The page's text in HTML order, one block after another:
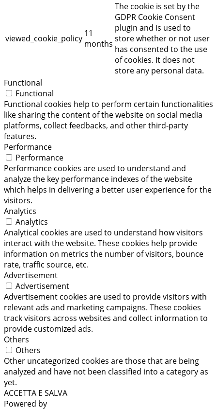
viewed_cookie_policy 11
months
The cookie is set by the
GDPR Cookie Consent
plugin and is used to
store whether or not user
has consented to the use
of cookies. It does not
store any personal data.
Functional
Functional
Functional cookies help to perform certain functionalities
like sharing the content of the website on social media
platforms, collect feedbacks, and other third-party
features.
Performance
Performance
Performance cookies are used to understand and
analyze the key performance indexes of the website
which helps in delivering a better user experience for the
visitors.
Analytics
Analytics
Analytical cookies are used to understand how visitors
interact with the website. These cookies help provide
information on metrics the number of visitors, bounce
rate, traffic source, etc.
Advertisement
Advertisement
Advertisement cookies are used to provide visitors with
relevant ads and marketing campaigns. These cookies
track visitors across websites and collect information to
provide customized ads.
Others
Others
Other uncategorized cookies are those that are being
analyzed and have not been classified into a category as
yet.
ACCETTA E SALVA
Powered by